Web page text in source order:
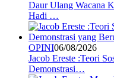
Daur Ulang Wacana
Hadi …
OPINI06/08/2026
Jacob Ereste :Teori
Demonstrasi…